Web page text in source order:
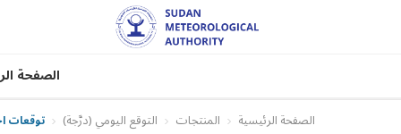
الصفحة
الصفحة الرئيسية المنتجات التوقع اليومي (درَّجة) توقعات